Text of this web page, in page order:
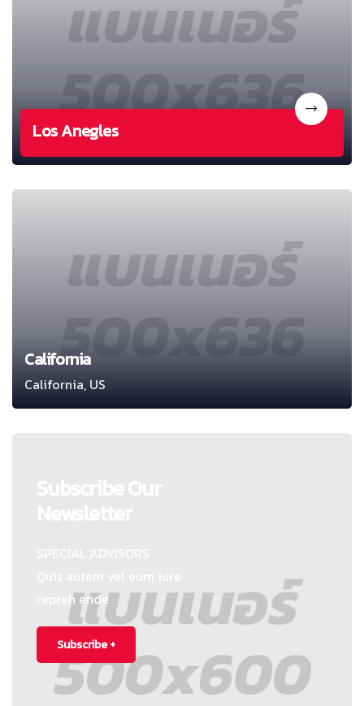
Los Anegles
California
California, US
repreh ende
Subscribe +